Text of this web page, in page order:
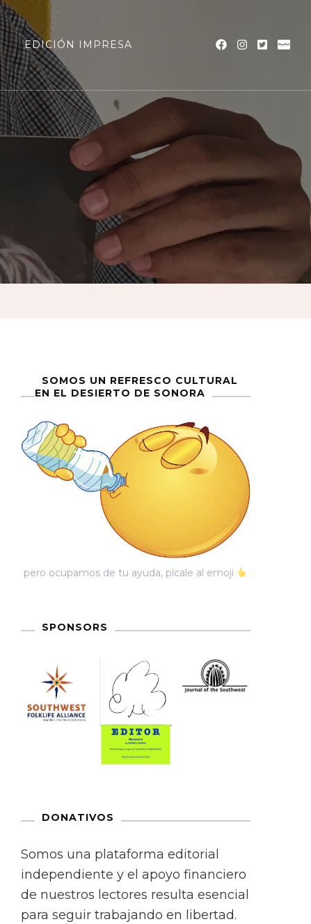
EDICIÓN IMPRESA
SOMOS UN REFRESCO CULTURAL
EN EL DESIERTO DE SONORA
pero ocupamos de tu ayuda, pícale al emoji
SPONSORS
DONATIVOS
Somos una plataforma editorial
independiente y el apoyo financiero
de nuestros lectores resulta esencial
para seguir trabajando en libertad.